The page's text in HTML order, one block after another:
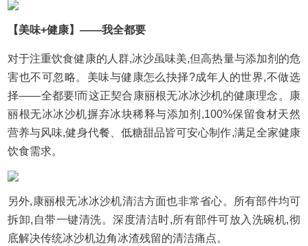
【美味+健康】——我全都要
对于注重饮食健康的人群,冰沙虽味美,但高热量与添加剂的危
害也不可忽略。美味与健康怎么抉择?成年人的世界,不做选
择——全都要!而这正契合康丽根无冰冰沙机的健康理念。康
丽根无冰冰沙机摒弃冰块稀释与添加剂,100%保留食材天然
营养与风味,健身代餐、低糖甜品皆可安心制作,满足全家健康
饮食需求。
另外,康丽根无冰冰沙机清洁方面也非常省心。所有部件均可
拆卸,自带一键清洗。深度清洁时,所有部件可放入洗碗机,彻
底解决传统冰沙机边角冰渣残留的清洁痛点。